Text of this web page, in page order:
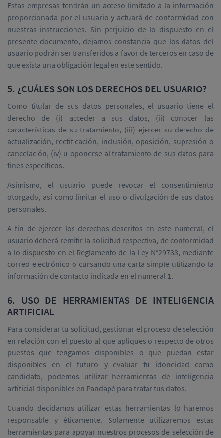
Estas empresas tendrán un acceso limitado a la información
proporcionada por el usuario y actuará de conformidad con
nuestras instrucciones. Sin perjuicio de lo dispuesto en el
presente documento, dejamos constancia que los datos del
usuario podrán ser transferidos a favor de terceros en caso de
que exista una obligación legal en este sentido.
5. ¿CUÁLES SON LOS DERECHOS DEL USUARIO?
Como titular de sus datos personales, el usuario tiene el
derecho de (i) acceder a sus datos, (ii) conocer las
características de su tratamiento, (iii) ejercer su derecho de
actualización, rectificación, inclusión, oposición, supresión o
cancelación, (iv) u oponerse al tratamiento de sus datos para
fines específicos.
Asimismo, el usuario puede revocar el consentimiento
otorgado, así como limitar el uso o divulgación de sus datos
personales.
A fin de ejercer los derechos descritos en este numeral, el
usuario deberá remitir la solicitud respectiva, de conformidad
a lo dispuesto en el Reglamento de la Ley N°29733, mediante
correo electrónico o cursando una carta simple utilizando la
información de contacto indicada en el numeral 1.
6. USO DE HERRAMIENTAS DE INTELIGENCIA
ARTIFICIAL
Para considerar tu solicitud, gestionar el proceso de selección
en relación con el puesto al que apliques o respecto de otros
puestos que tengamos disponibles o que puedan estar
disponibles en el futuro y evaluar tu idoneidad como
candidato, podemos utilizar herramientas de inteligencia
artificial disponibles en Pandapé para tratar tus datos.
Cuando decidamos utilizar estas herramientas lo haremos
responsable y éticamente. Solamente utilizaremos estas
herramientas para apoyar nuestros procesos de selección de